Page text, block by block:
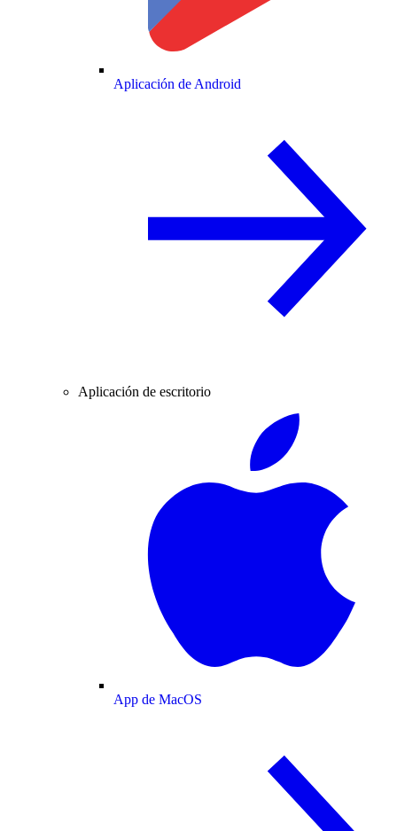
Aplicación de Android
Aplicación de escritorio
App de MacOS